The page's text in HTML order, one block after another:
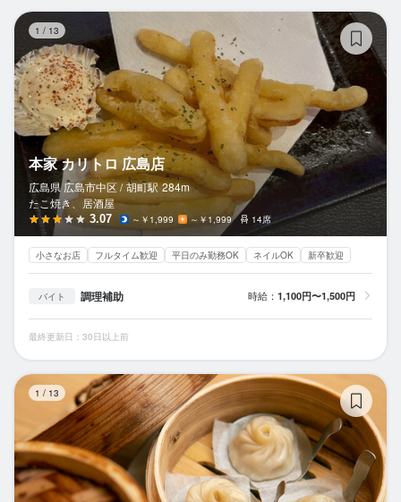
1 / 13
本家 カリトロ 広島店
広島県 広島市中区 / 胡町駅 284m
たこ焼き、居酒屋
3.07 ～￥1,999 ～￥1,999 14席
小さなお店 フルタイム歓迎 平日のみ勤務OK ネイルOK 新卒歓迎
バイト 調理補助 時給： 1,100円〜1,500円
最終更新日：30日以上前
1 / 13